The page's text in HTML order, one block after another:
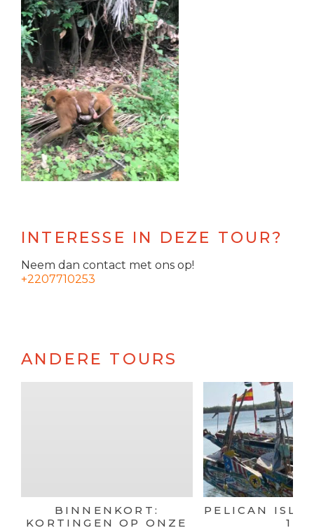
INTERESSE IN DEZE TOUR?
Neem dan contact met ons op!
+2207710253
ANDERE TOURS
BINNENKORT:
KORTINGEN OP ONZE
PELICAN
1